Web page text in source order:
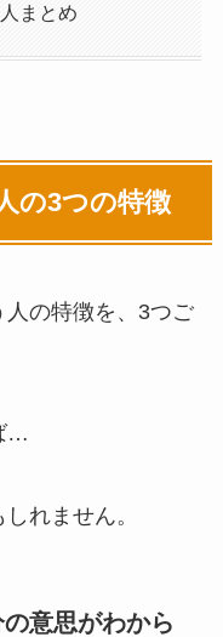
まとめ
の3つの特徴
人の特徴を、3つご
…
れません。
意思がわから